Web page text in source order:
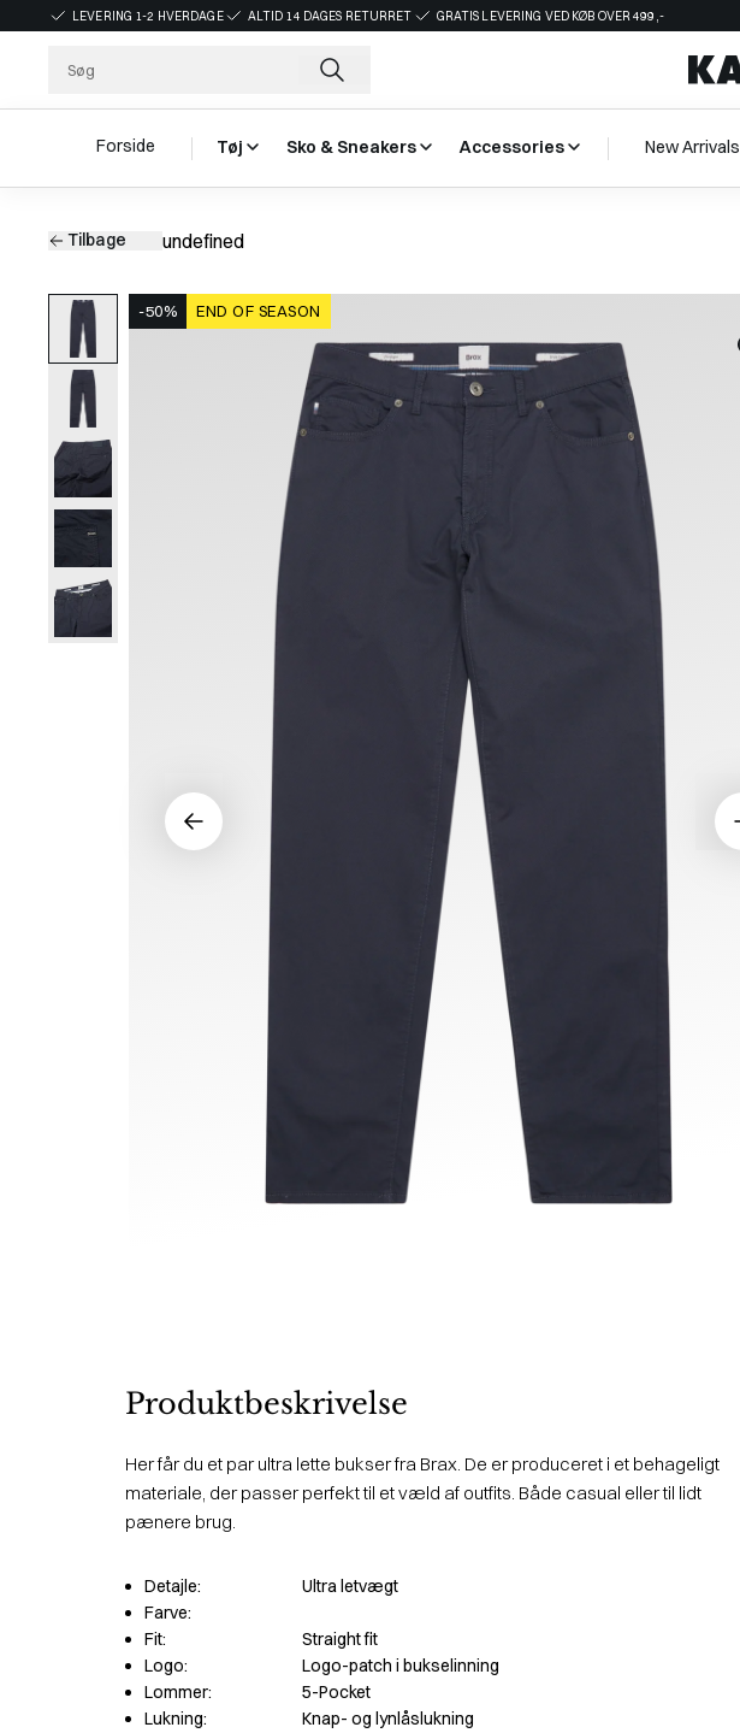
LEVERING 1-2 HVERDAGE ALTID 14 DAGES RETURRET GRATIS LEVERING VED KØB OVER 499,-
Forside Tøj Sko & Sneakers Accessories New Arrivals
Tilbage undefined
-50% END OF SEASON
Produktbeskrivelse
Her får du et par ultra lette bukser fra Brax. De er produceret i et behageligt
materiale, der passer perfekt til et væld af outfits. Både casual eller til lidt
pænere brug.
Detajle:
Ultra letvægt
Farve:
Fit:
Straight fit
Logo:
Logo-patch i bukselinning
Lommer:
5-Pocket
Lukning:
Knap- og lynlåslukning